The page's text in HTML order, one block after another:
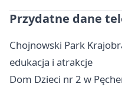
Przydatne dane
Chojnowski Park
edukacja i atrakcje
Dom Dzieci nr 2 w